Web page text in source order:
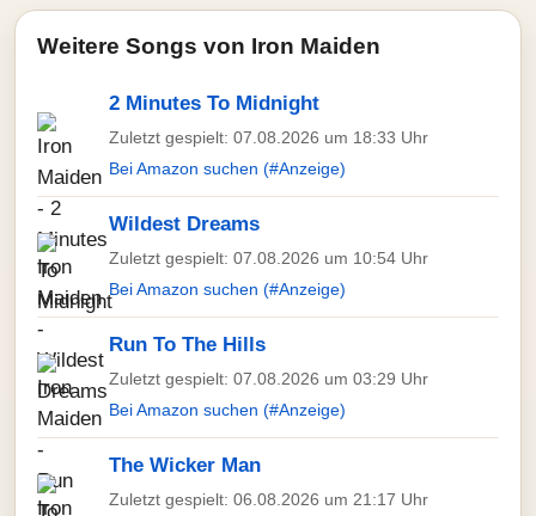
Weitere Songs von Iron Maiden
2 Minutes To Midnight
Zuletzt gespielt: 07.08.2026 um 18:33 Uhr
Bei Amazon suchen (#Anzeige)
Wildest Dreams
Zuletzt gespielt: 07.08.2026 um 10:54 Uhr
Bei Amazon suchen (#Anzeige)
Run To The Hills
Zuletzt gespielt: 07.08.2026 um 03:29 Uhr
Bei Amazon suchen (#Anzeige)
The Wicker Man
Zuletzt gespielt: 06.08.2026 um 21:17 Uhr